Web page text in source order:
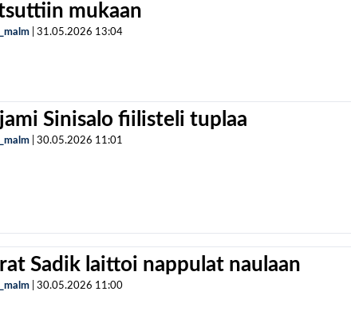
mukaan
31.05.2026 13:04
Sinisalo fiilisteli tuplaa
30.05.2026 11:01
Sadik laittoi nappulat naulaan
30.05.2026 11:00